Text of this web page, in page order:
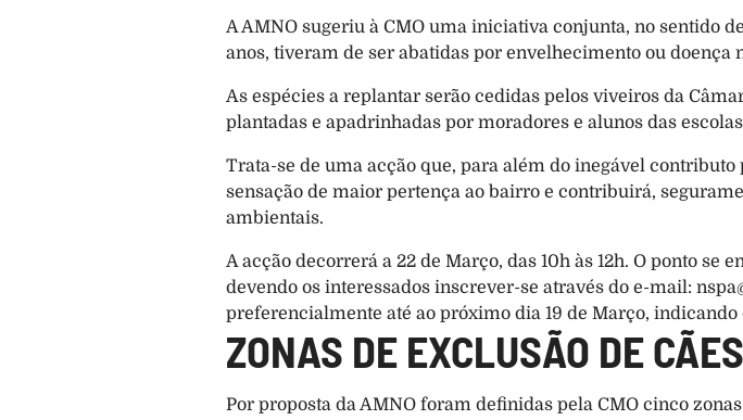
A AMNO sugeriu à CMO uma iniciativa conjunta, no sentido
anos, tiveram de ser abatidas por envelhecimento ou doença
As espécies a replantar serão cedidas pelos viveiros da
plantadas e apadrinhadas por moradores e alunos das
Trata-se de uma acção que, para além do inegável
sensação de maior pertença ao bairro e contribuirá,
ambientais.
A acção decorrerá a 22 de Março, das 10h às 12h. O ponto
devendo os interessados inscrever-se através do e-mail:
preferencialmente até ao próximo dia 19 de Março,
ZONAS DE EXCLUSÃO DE CÃES
Por proposta da AMNO foram definidas pela CMO cinco